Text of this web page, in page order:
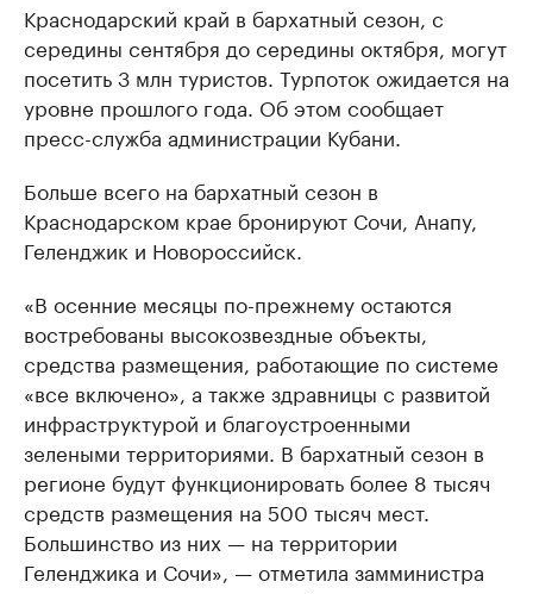
Краснодарский край в бархатный сезон, с
середины сентября до середины октября, могут
посетить 3 млн туристов. Турпоток ожидается на
уровне прошлого года. Об этом сообщает
пресс-служба администрации Кубани.
Больше всего на бархатный сезон в
Краснодарском крае бронируют Сочи, Анапу,
Геленджик и Новороссийск.
«В осенние месяцы по-прежнему остаются
востребованы высокозвездные объекты,
средства размещения, работающие по системе
«все включено», а также здравницы с развитой
инфраструктурой и благоустроенными
зелеными территориями. В бархатный сезон в
регионе будут функционировать более 8 тысяч
средств размещения на 500 тысяч мест.
Большинство из них — на территории
Геленджика и Сочи», — отметила замминистра